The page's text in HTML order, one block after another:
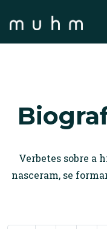
Verbetes sobre a
nasceram, se